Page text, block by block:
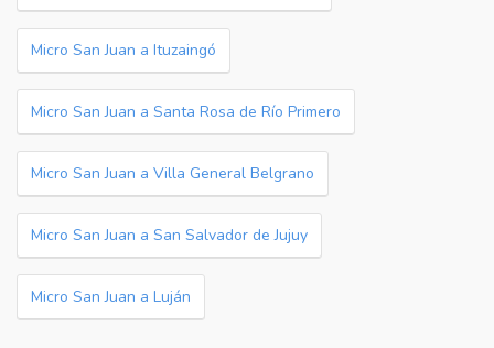
Micro San Juan a Ituzaingó
Micro San Juan a Santa Rosa de Río Primero
Micro San Juan a Villa General Belgrano
Micro San Juan a San Salvador de Jujuy
Micro San Juan a Luján